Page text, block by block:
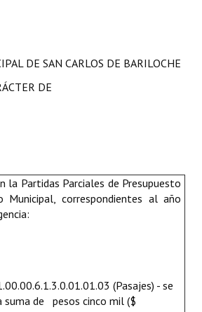
DE SAN CARLOS DE BARILOCHE
DE
la Partidas Parciales de Presupuesto
Municipal, correspondientes al año
(Pasajes) - se
suma de pesos cinco mil ($